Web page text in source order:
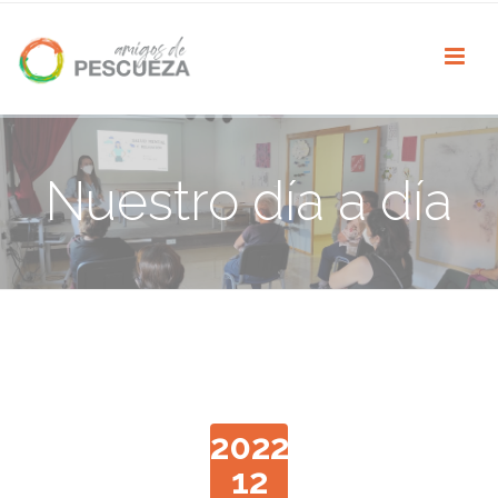
Nuestro día a día
2022
12